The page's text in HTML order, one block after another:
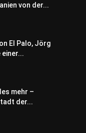
von der...
El Palo, Jörg
einer...
mehr –
der...